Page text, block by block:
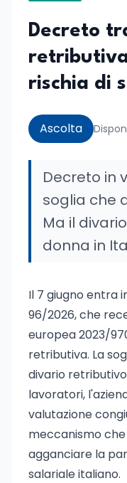
Decreto
rischia di
Ascolta
Decreto in
soglia che
Ma il
donna in
Il 7 giugno entra
96/2026, che
europea 2023/
retributiva. La
divario
lavoratori,
valutazione
meccanismo
agganciare la
salariale italiano.